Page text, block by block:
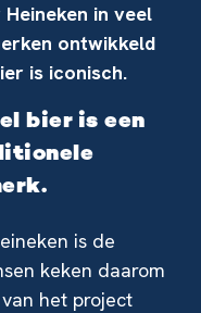
in veel
ontwikkeld
is iconisch.
bier is een
is de
keken daarom
het project